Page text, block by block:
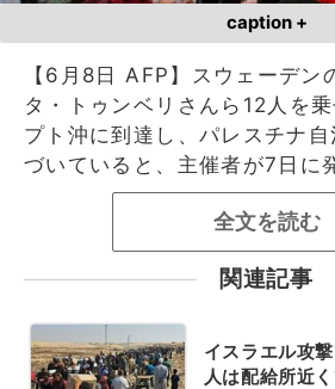
caption +
【6月8日 AFP】スウェーデン
タ・トゥンベリさんら12人を
プト沖に到達し、パレスチナ
づいていると、主催者が7日に
全文を読む
関連記事
イスラエル攻
人は配給所近